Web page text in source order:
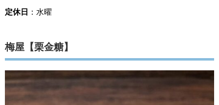
定休日 ：水曜
梅屋【栗金糖】